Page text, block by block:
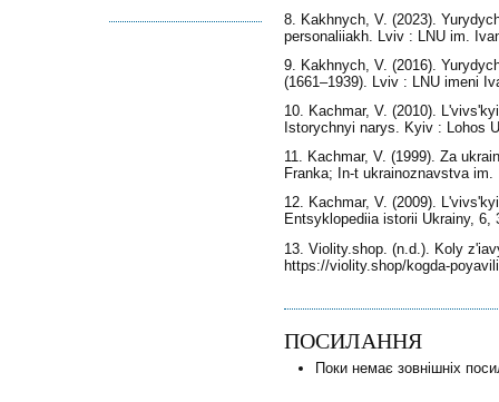
8. Kakhnych, V. (2023).
personaliiakh. Lviv : LNU im.
9. Kakhnych, V. (2016).
(1661–1939). Lviv : LNU imeni
10. Kachmar, V. (2010).
Istorychnyi narys. Kyiv : Lohos
11. Kachmar, V. (1999). Za
Franka; In-t ukrainoznavstva
12. Kachmar, V. (2009).
Entsyklopediia istorii Ukrainy, 6,
13. Violity.shop. (n.d.). Koly
https://violity.shop/kogda-
ПОСИЛАННЯ
Поки немає зовнішніх